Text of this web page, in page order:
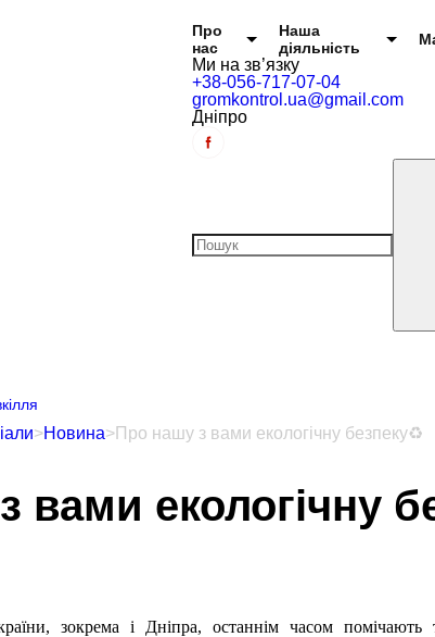
Головне меню
Про
нас
Наша
діяльність
Ми на зв’язку
+38-056-717-07-04
gromkontrol.ua@gmail.com
Дніпро
>Новина>Про нашу з вами екологічну безпеку♻️
вами екологічну
зокрема і Дніпра, останнім часом помічають